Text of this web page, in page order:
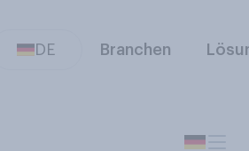
DE Branchen